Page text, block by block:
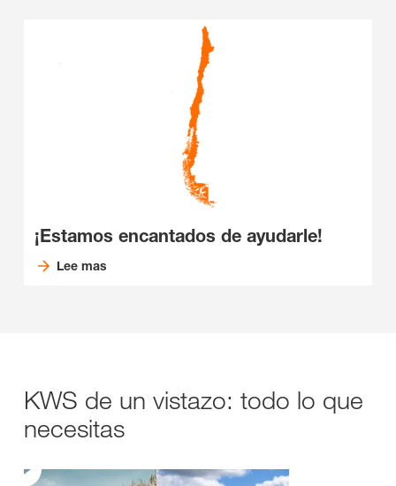
¡Estamos encantados de ayudarle!
Lee mas
KWS de un vistazo: todo lo que
necesitas